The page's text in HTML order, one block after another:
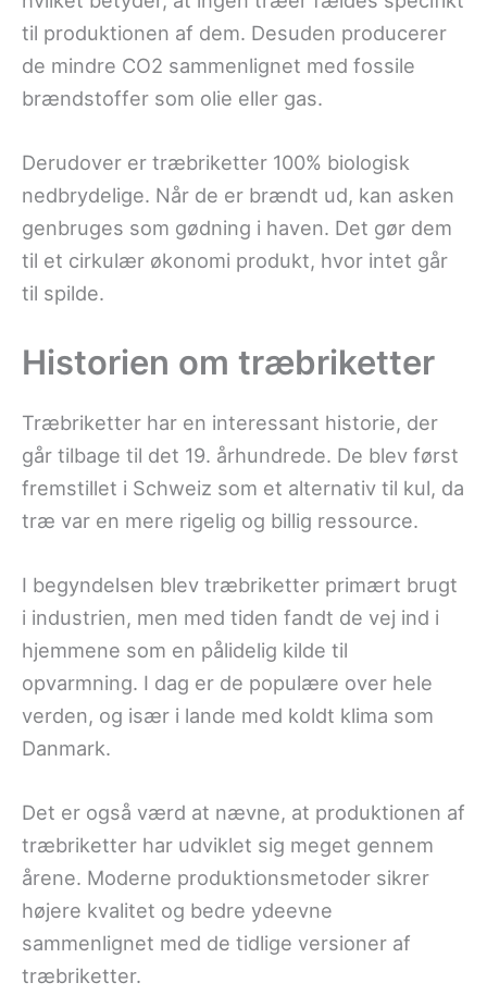
til produktionen af dem. Desuden producerer
de mindre CO2 sammenlignet med fossile
brændstoffer som olie eller gas.
Derudover er træbriketter 100% biologisk
nedbrydelige. Når de er brændt ud, kan asken
genbruges som gødning i haven. Det gør dem
til et cirkulær økonomi produkt, hvor intet går
til spilde.
Historien om træbriketter
Træbriketter har en interessant historie, der
går tilbage til det 19. århundrede. De blev først
fremstillet i Schweiz som et alternativ til kul, da
træ var en mere rigelig og billig ressource.
I begyndelsen blev træbriketter primært brugt
i industrien, men med tiden fandt de vej ind i
hjemmene som en pålidelig kilde til
opvarmning. I dag er de populære over hele
verden, og især i lande med koldt klima som
Danmark.
Det er også værd at nævne, at produktionen af
træbriketter har udviklet sig meget gennem
årene. Moderne produktionsmetoder sikrer
højere kvalitet og bedre ydeevne
sammenlignet med de tidlige versioner af
træbriketter.